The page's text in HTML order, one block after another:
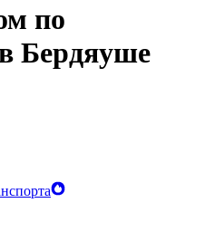
по
Бердяуше